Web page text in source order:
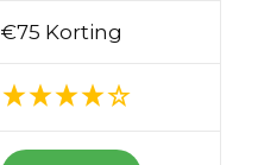
€75 Korting